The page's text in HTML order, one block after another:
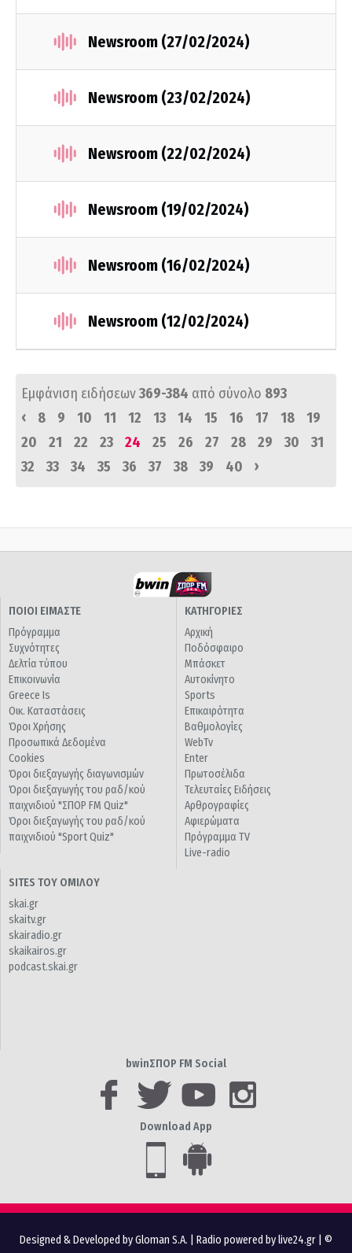
Newsroom (27/02/2024)
Newsroom (23/02/2024)
Newsroom (22/02/2024)
Newsroom (19/02/2024)
Newsroom (16/02/2024)
Newsroom (12/02/2024)
Εμφάνιση ειδήσεων369-384 από σύνολο 893
‹
8 9 10 11 12 13 14 15 16 17 18
19
20
21 22 23 24 25 26 27 28 29 30
31
32
33 34 35 36 37 38 39 40 ›
ΠΟΙΟΙ ΕΙΜΑΣΤΕ
Πρόγραμμα
Συχνότητες
Δελτία τύπου
Επικοινωνία
Greece Is
Οικ. Καταστάσεις
Όροι Χρήσης
Προσωπικά Δεδομένα
Cookies
Όροι διεξαγωγής διαγωνισμών
Όροι διεξαγωγής του ραδ/κού
παιχνιδιού "ΣΠΟΡ FM Quiz"
Όροι διεξαγωγής του ραδ/κού
παιχνιδιού "Sport Quiz"
ΚΑΤΗΓΟΡΙΕΣ
Αρχική
Ποδόσφαιρο
Μπάσκετ
Αυτοκίνητο
Sports
Επικαιρότητα
Βαθμολογίες
WebTv
Enter
Πρωτοσέλιδα
Τελευταίες Ειδήσεις
Αρθρογραφίες
Αφιερώματα
Πρόγραμμα TV
Live-radio
SITES ΤΟΥ ΟΜΙΛΟΥ
skai.gr
skaitv.gr
skairadio.gr
skaikairos.gr
podcast.skai.gr
bwinΣΠΟΡ FM Social
Download App
Designed & Developed by Gloman S.A. Radio powered by live24.gr | ©